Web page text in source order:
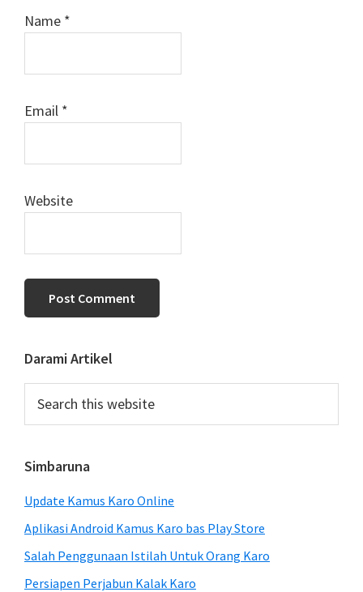
Name *
Email *
Website
Primary
Sidebar
Darami Artikel
this
Simbaruna
Update Kamus Karo Online
Aplikasi Android Kamus Karo bas Play Store
Salah Penggunaan Istilah Untuk Orang Karo
Persiapen Perjabun Kalak Karo